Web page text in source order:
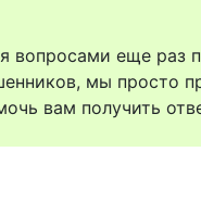
вопросами еще раз
мы просто
вам получить